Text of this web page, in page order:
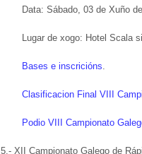
Data: Sábado, 03 de Xuño
Lugar de xogo: Hotel Scala
Bases e inscricións.
Clasificacion Final VIII
Podio VIII Campionato
5.- XII Campionato Galego de